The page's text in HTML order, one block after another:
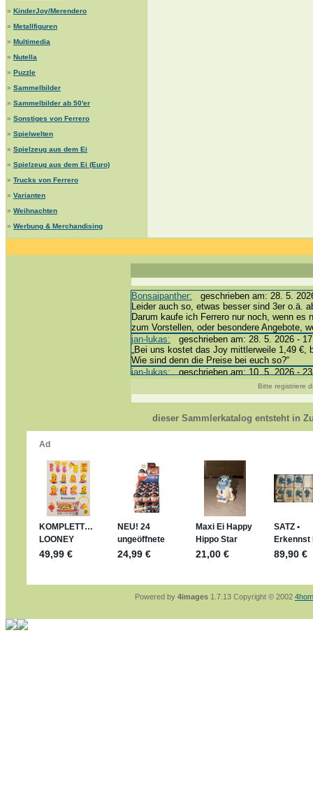
» KinderJoy/Merendero
» Metallfiguren
» Multimedia
» Nutella
» Puzzle
» Sammelbilder
» Sammelbilder ab 50'er
» Sonstiges von Ferrero
» Spielwelten
» Spielzeug aus dem Ei
» Spielzeug aus dem Ei (Euro)
» Trucks von Ferrero
» Varianten
» Weihnachten
» Werbung & Merchandising
Bonsaipanther: geschrieben am: 28. 5.
Leider auch so, etwas besser sind 3er o.ä.
Darum kaufe ich Ferrero nur noch, wenn es
zum Vorstellen, oder besondere Angebote,
jan-lukas: geschrieben am: 28. 5. 2026 -
„Bei uns kostet das Joy mittlerweile 1,49 €,
Wie sind denn die Preise bei euch so?“
jan-lukas:geschrieben am: 10. 5. 2026 -
Bonsaipanther:geschrieben am: 10. 5.
@ Harald
https://www.ue-ei-portal-
Dein Enkel sollte zur Strafe die nächsten 3
Für die Figuren VC307, 310, 318 und 326
mein Enkel hat die leider weggeworfen
jan-lukas:
geschrieben am: 29. 4. 2026 -
https://www.ferrero-
sammelspass.de/einladung/
jan-lukas:
geschrieben am: 28. 4. 2026 -
stimmt, jetzt fällt es mir auch ein
*Bussi*
geschrieben am: 28. 4.
So habe ich das in Erinnerung ... oder?
jan-lukas:geschrieben am: 28. 4. 2026 -
Bitte registriere
dieser Sammlerkatalog entsteht in
Powered by 4images 1.7.13 Copyright © 2002